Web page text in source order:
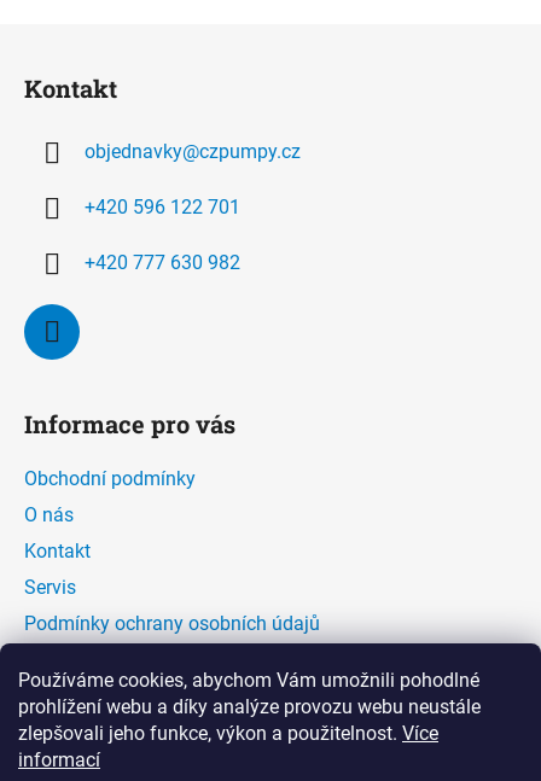
Používáme cookies, abychom Vám umožnili pohodlné
prohlížení webu a díky analýze provozu webu neustále
zlepšovali jeho funkce, výkon a použitelnost. Více
informací
Kontakt
objednavky@czpumpy.cz
+420 596 122 701
+420 777 630 982
Informace pro vás
Obchodní podmínky
O nás
Kontakt
Servis
Podmínky ochrany osobních údajů
Facebook